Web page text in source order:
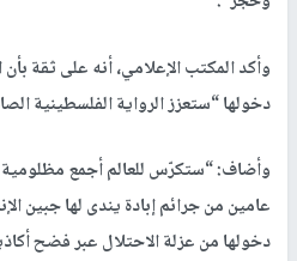
وأكد المكتب الإعلامي، أنه على ثقة
دخولها “ستعزز الرواية الفلسطينية
وأضاف: “ستكرّس للعالم أجمع مظلومية
عامين من جرائم إبادة يندى لها جبين
دخولها من عزلة الاحتلال عبر فضح